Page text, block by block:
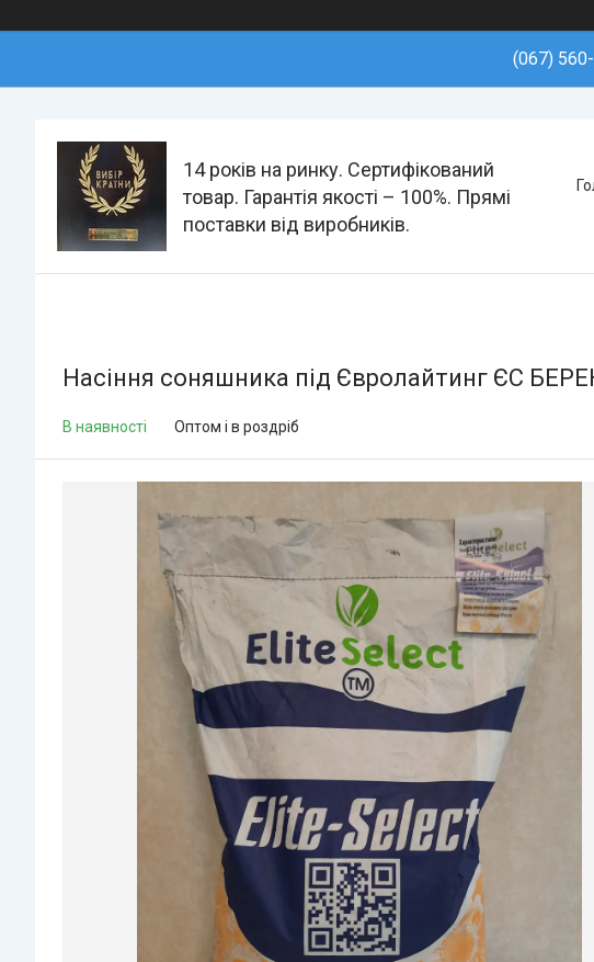
(067)
14 років на ринку. Сертифікований
товар. Гарантія якості – 100%. Прямі
поставки від виробників.
Насіння соняшника під Євролайтинг ЄС
В наявності Оптом і в роздріб